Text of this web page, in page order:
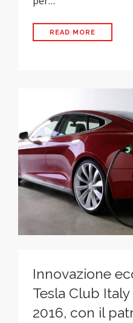
READ MORE
Innovazione
Tesla Club
2016, con il